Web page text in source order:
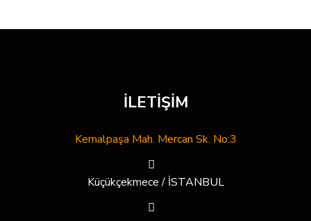
İLETİŞİM
Kemalpaşa Mah. Mercan Sk. No:3
Küçükçekmece / İSTANBUL